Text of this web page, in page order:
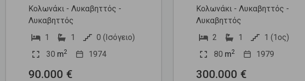
Κολωνάκι - Λυκαβηττός -
Λυκαβηττός
1
1
0 (Ισόγειο)
30 m2 1974
90.000 €
Κολωνάκι - Λυκαβηττός -
Λυκαβηττός
2
1
1 (1ος)
80 m2 1979
300.000 €